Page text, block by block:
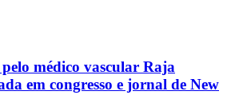
médico vascular Raja
em congresso e jornal de New